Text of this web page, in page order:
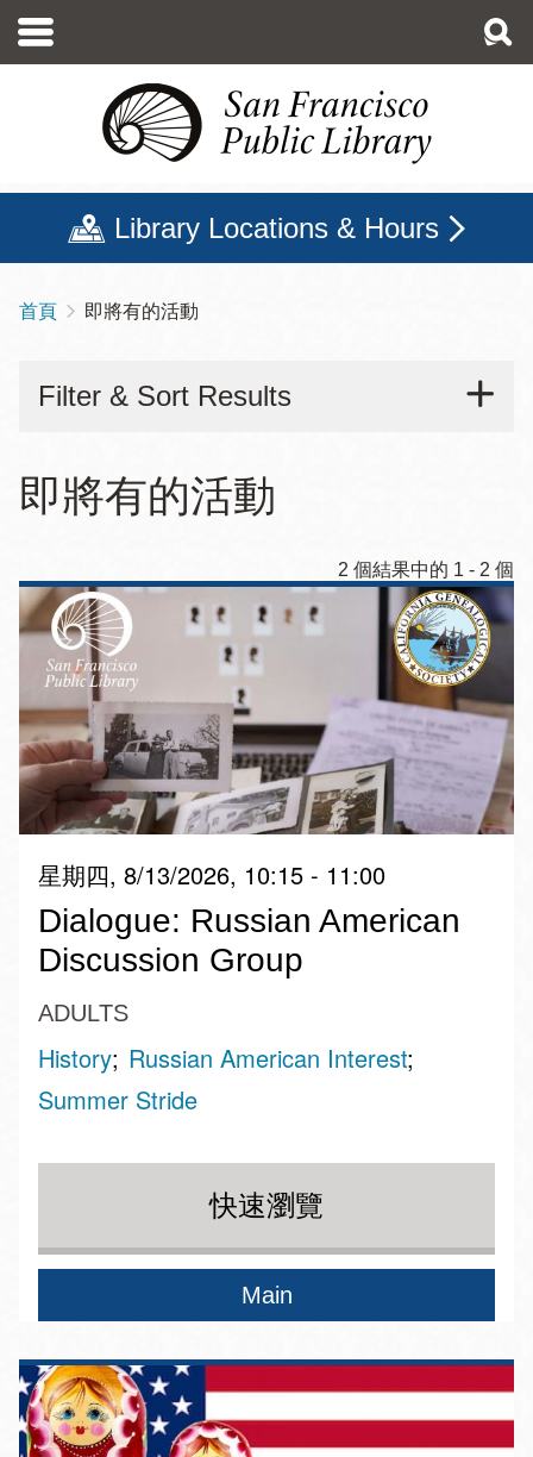
至
Library Locations & Hours
導
連
首頁 即將有的活動
即將有的活動
2 個結果中的 1 - 2 個
星期四, 8/13/2026, 10:15 - 11:00
Dialogue: Russian American
Discussion Group
ADULTS
History Russian American Interest
Summer Stride
快速瀏覽
Main
Filter & Sort Results